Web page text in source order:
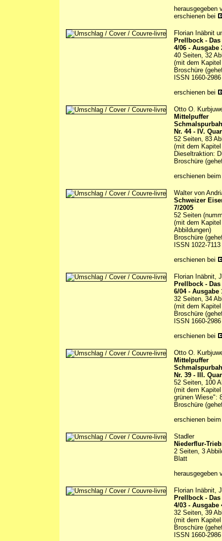
herausgegeben
erschienen bei
Florian Inäbnit
Prellbock -
4/06 - Ausgabe
40 Seiten, 32
(mit dem
Broschüre
ISSN 1660-2986
erschienen bei
Otto O.
Mittelpuffer
Nr. 44 - IV.
52 Seiten, 83
(mit dem
Dieseltraktion:
Broschüre
erschienen
Walter von
Schweizer
7/2005
52 Seiten
(mit dem
Abbildungen)
Broschüre
ISSN 1022-7113
erschienen bei
Florian Inäbnit,
Prellbock -
6/04 - Ausgabe
32 Seiten, 34
(mit dem
Broschüre
ISSN 1660-2986
erschienen bei
Otto O.
Mittelpuffer
Nr. 39 - III.
52 Seiten, 100
(mit dem
grünen Wiese":
Broschüre
erschienen
Stadler
Niederflur-
2 Seiten, 3
Blatt
herausgegeben
Florian Inäbnit,
Prellbock -
4/03 - Ausgabe
32 Seiten, 39
(mit dem
Broschüre
ISSN 1660-2986